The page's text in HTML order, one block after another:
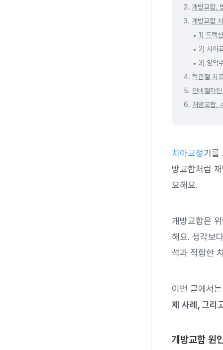
2. 개방교합,
3. 개방교합
1) 트랙
2) 치아
3) 양악
4. 턱관절 치
5. 인비절라
6. 개방교합,
치아교정기를
방교합처럼
요해요.
개방교합은
해요. 생각보
석과 적합한
이번 글에서
제 사례, 그리
개방교합 원